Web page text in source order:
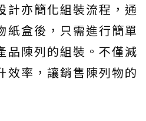
計亦簡化組裝流程，通
紙盒後，只需進行簡單
品陳列的組裝。不僅減
效率，讓銷售陳列物的